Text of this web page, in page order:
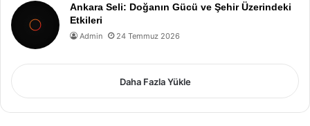
Ankara Seli: Doğanın Gücü ve Şehir Üzerindeki
Etkileri
Admin 24 Temmuz 2026
Daha Fazla Yükle